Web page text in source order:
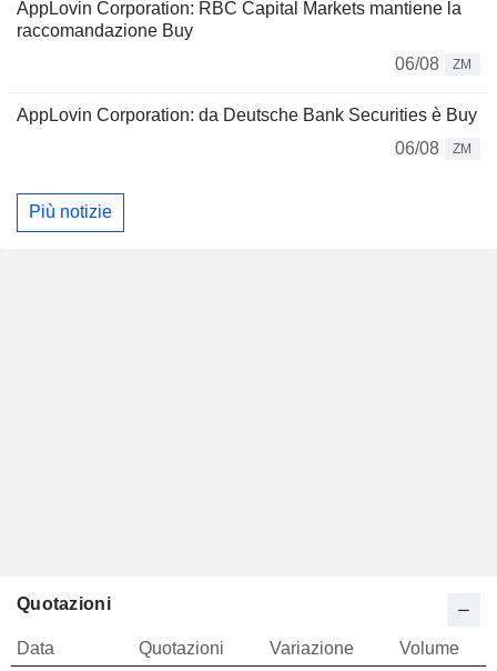
AppLovin Corporation: RBC Capital Markets mantiene la
raccomandazione Buy
06/08
ZM
AppLovin Corporation: da Deutsche Bank Securities è Buy
06/08
ZM
Più notizie
Quotazioni
Data Quotazioni Variazione
Volume